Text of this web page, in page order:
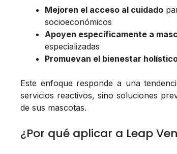
Mejoren el acceso al cuidado
socioeconómicos
Apoyen específicamente a
especializadas
Promuevan el bienestar
Este enfoque responde a una
servicios reactivos, sino soluciones
de sus mascotas.
¿Por qué aplicar a Leap